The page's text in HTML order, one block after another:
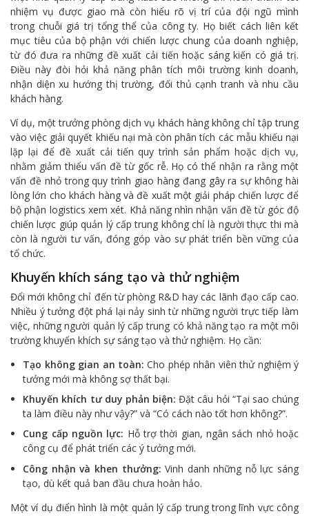
nhiệm vụ được giao mà còn hiểu rõ vị trí của đội ngũ mình
trong chuỗi giá trị tổng thể của công ty. Họ biết cách liên kết
mục tiêu của bộ phận với chiến lược chung của doanh nghiệp,
từ đó đưa ra những đề xuất cải tiến hoặc sáng kiến có giá trị.
Điều này đòi hỏi khả năng phân tích môi trường kinh doanh,
nhận diện xu hướng thị trường, đối thủ cạnh tranh và nhu cầu
khách hàng.
Ví dụ, một trưởng phòng dịch vụ khách hàng không chỉ tập trung
vào việc giải quyết khiếu nại mà còn phân tích các mẫu khiếu nại
lặp lại để đề xuất cải tiến quy trình sản phẩm hoặc dịch vụ,
nhằm giảm thiểu vấn đề từ gốc rễ. Họ có thể nhận ra rằng một
vấn đề nhỏ trong quy trình giao hàng đang gây ra sự không hài
lòng lớn cho khách hàng và đề xuất một giải pháp chiến lược để
bộ phận logistics xem xét. Khả năng nhìn nhận vấn đề từ góc độ
chiến lược giúp quản lý cấp trung không chỉ là người thực thi mà
còn là người tư vấn, đóng góp vào sự phát triển bền vững của
tổ chức.
Khuyến khích sáng tạo và thử nghiệm
Đổi mới không chỉ đến từ phòng R&D hay các lãnh đạo cấp cao.
Nhiều ý tưởng đột phá lại nảy sinh từ những người trực tiếp làm
việc, những người quản lý cấp trung có khả năng tạo ra một môi
trường khuyến khích sự sáng tạo và thử nghiệm. Họ cần:
Tạo không gian an toàn: Cho phép nhân viên thử nghiệm ý
tưởng mới mà không sợ thất bại.
Khuyến khích tư duy phản biện: Đặt câu hỏi “Tại sao chúng
ta làm điều này như vậy?” và “Có cách nào tốt hơn không?”.
Cung cấp nguồn lực: Hỗ trợ thời gian, ngân sách nhỏ hoặc
công cụ để phát triển các ý tưởng mới.
Công nhận và khen thưởng: Vinh danh những nỗ lực sáng
tạo, dù kết quả ban đầu chưa hoàn hảo.
Một ví dụ điển hình là một quản lý cấp trung trong lĩnh vực công